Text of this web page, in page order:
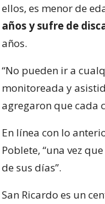
ellos, es menor de
años y sufre de
años.
“No pueden ir a
monitoreada y
agregaron que cada
En línea con lo
Poblete, “una vez
de sus días”.
San Ricardo es un